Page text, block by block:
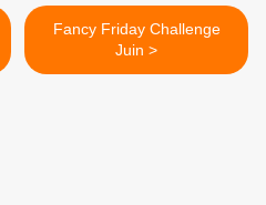
Fancy Friday Challenge
Juin >